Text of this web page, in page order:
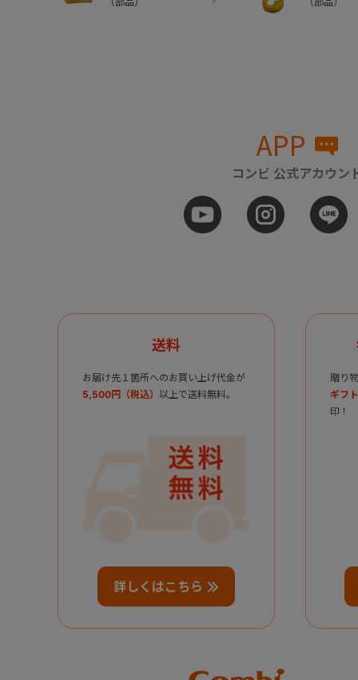
APP
コンビ 公式アカウン
送料
お届け先１箇所へのお買い上げ代金が
5,500円（税込） 以上で送料無料。
詳しくはこちら
贈り
ギフ
印！
Combi